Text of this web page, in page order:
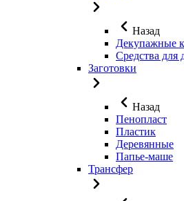
Назад
Декупажные
Средства для
Заготовки
Назад
Пенопласт
Пластик
Деревянные
Папье-маше
Трансфер